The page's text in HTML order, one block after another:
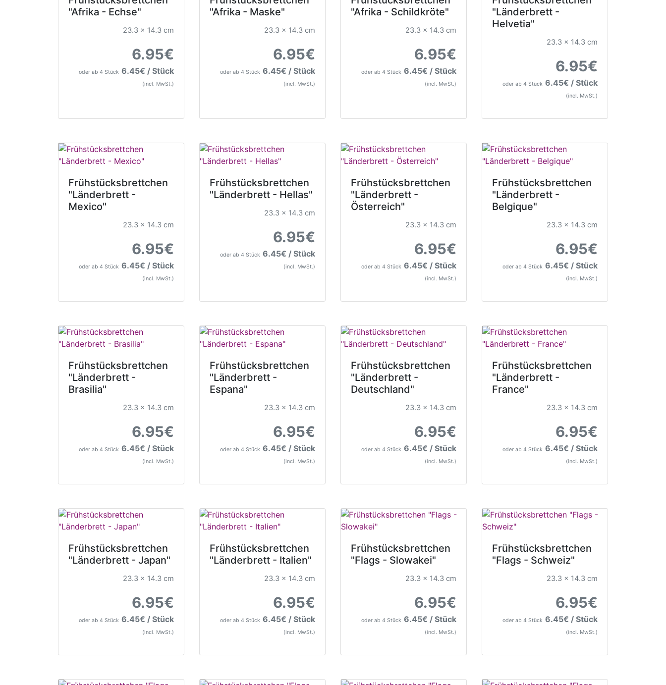
"Afrika - Echse"
23.3 x 14.3 cm
6.95€
oder ab 4 Stück 6.45€ / Stück
(incl. MwSt.)
"Afrika - Maske"
23.3 x 14.3 cm
6.95€
oder ab 4 Stück 6.45€ / Stück
(incl. MwSt.)
"Afrika - Schildkröte"
23.3 x 14.3 cm
6.95€
oder ab 4 Stück 6.45€ / Stück
(incl. MwSt.)
"Länderbrett -
Helvetia"
23.3 x 14.3 cm
6.95€
oder ab 4 Stück 6.45€ / Stück
(incl. MwSt.)
Frühstücksbrettchen
"Länderbrett -
Mexico"
23.3 x 14.3 cm
6.95€
oder ab 4 Stück 6.45€ / Stück
(incl. MwSt.)
Frühstücksbrettchen
"Länderbrett - Hellas"
23.3 x 14.3 cm
6.95€
oder ab 4 Stück 6.45€ / Stück
(incl. MwSt.)
Frühstücksbrettchen
"Länderbrett -
Österreich"
23.3 x 14.3 cm
6.95€
oder ab 4 Stück 6.45€ / Stück
(incl. MwSt.)
Frühstücksbrettchen
"Länderbrett -
Belgique"
23.3 x 14.3 cm
6.95€
oder ab 4 Stück 6.45€ / Stück
(incl. MwSt.)
Frühstücksbrettchen
"Länderbrett -
Brasilia"
23.3 x 14.3 cm
6.95€
oder ab 4 Stück 6.45€ / Stück
(incl. MwSt.)
Frühstücksbrettchen
"Länderbrett -
Espana"
23.3 x 14.3 cm
6.95€
oder ab 4 Stück 6.45€ / Stück
(incl. MwSt.)
Frühstücksbrettchen
"Länderbrett -
Deutschland"
23.3 x 14.3 cm
6.95€
oder ab 4 Stück 6.45€ / Stück
(incl. MwSt.)
Frühstücksbrettchen
"Länderbrett -
France"
23.3 x 14.3 cm
6.95€
oder ab 4 Stück 6.45€ / Stück
(incl. MwSt.)
Frühstücksbrettchen
"Länderbrett - Japan"
23.3 x 14.3 cm
6.95€
oder ab 4 Stück 6.45€ / Stück
(incl. MwSt.)
Frühstücksbrettchen
"Länderbrett - Italien"
23.3 x 14.3 cm
6.95€
oder ab 4 Stück 6.45€ / Stück
(incl. MwSt.)
Frühstücksbrettchen
"Flags - Slowakei"
23.3 x 14.3 cm
6.95€
oder ab 4 Stück 6.45€ / Stück
(incl. MwSt.)
Frühstücksbrettchen
"Flags - Schweiz"
23.3 x 14.3 cm
6.95€
oder ab 4 Stück 6.45€ / Stück
(incl. MwSt.)